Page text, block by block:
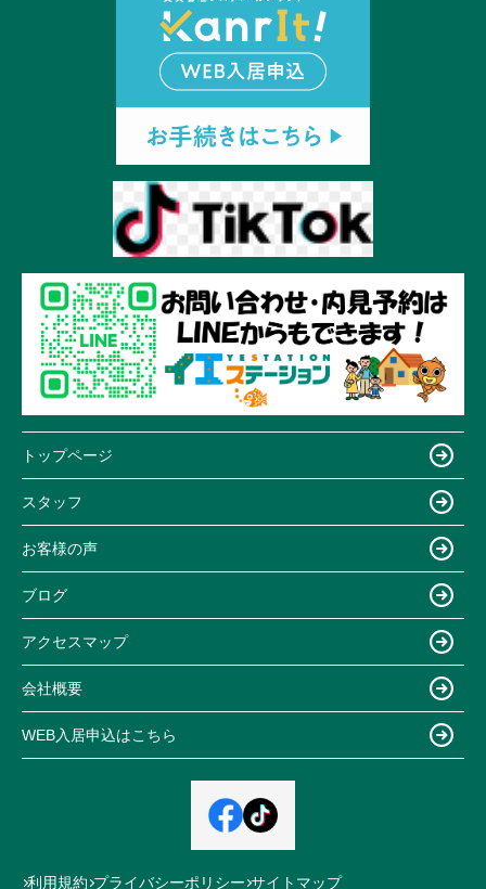
トップページ
スタッフ
お客様の声
ブログ
アクセスマップ
会社概要
WEB入居申込はこちら
利用規約 プライバシーポリシー サイトマップ